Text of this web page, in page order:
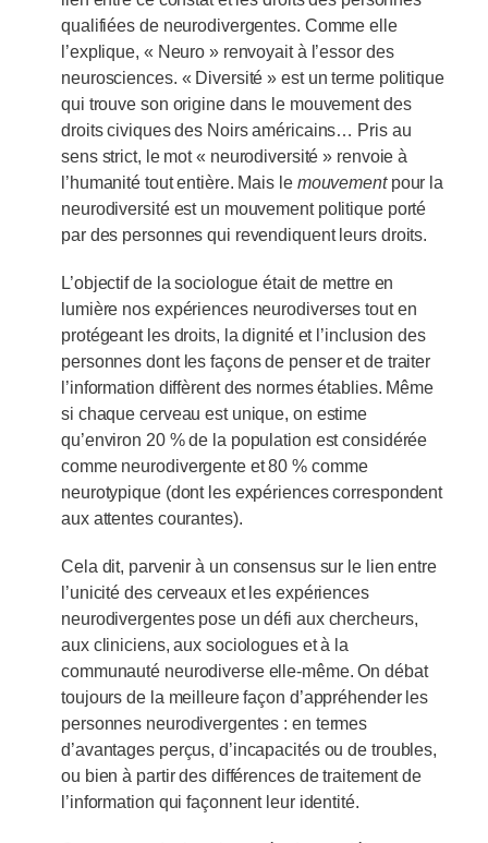
qualifiées de neurodivergentes. Comme elle
l’explique, « Neuro » renvoyait à l’essor des
neurosciences. « Diversité » est un terme politique
qui trouve son origine dans le mouvement des
droits civiques des Noirs américains… Pris au
sens strict, le mot « neurodiversité » renvoie à
l’humanité tout entière. Mais le mouvement pour la
neurodiversité est un mouvement politique porté
par des personnes qui revendiquent leurs droits.
L’objectif de la sociologue était de mettre en
lumière nos expériences neurodiverses tout en
protégeant les droits, la dignité et l’inclusion des
personnes dont les façons de penser et de traiter
l’information diffèrent des normes établies. Même
si chaque cerveau est unique, on estime
qu’environ 20 % de la population est considérée
comme neurodivergente et 80 % comme
neurotypique (dont les expériences correspondent
aux attentes courantes).
Cela dit, parvenir à un consensus sur le lien entre
l’unicité des cerveaux et les expériences
neurodivergentes pose un défi aux chercheurs,
aux cliniciens, aux sociologues et à la
communauté neurodiverse elle-même. On débat
toujours de la meilleure façon d’appréhender les
personnes neurodivergentes : en termes
d’avantages perçus, d’incapacités ou de troubles,
ou bien à partir des différences de traitement de
l’information qui façonnent leur identité.